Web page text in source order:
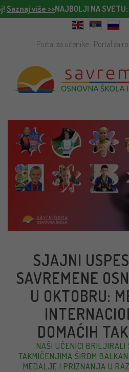
Saznaj više >>NAJBOLJI NA SVETU:
Portal za učenike Portal za
SJAJNI
SAVREMENE
U OKTOBRU:
DOMAĆIH
NAŠI UČENICI BRILJIRALI
TAKMIČENJIMA ŠIROM
MEDALJE I PRIZNANJA U